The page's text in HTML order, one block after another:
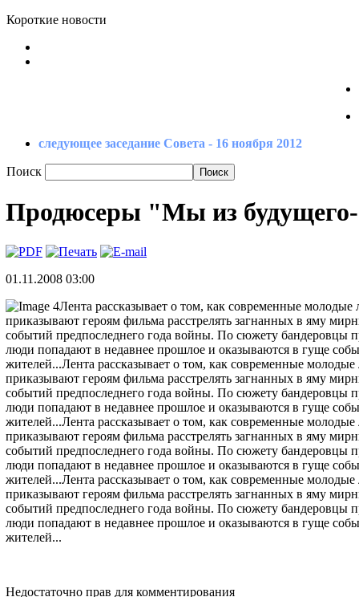
Короткие новости
следующее заседание Совета - 16 ноября 2012
Поиск
Продюсеры "Мы из будущего-
01.11.2008 03:00
Лента рассказывает о том, как современные
приказывают героям фильма расстрелять загнанных в яму
событий предпоследнего года войны. По сюжету бандеровцы
люди попадают в недавнее прошлое и оказываются в гуще
жителей...Лента рассказывает о том, как современные
приказывают героям фильма расстрелять загнанных в яму
событий предпоследнего года войны. По сюжету бандеровцы
люди попадают в недавнее прошлое и оказываются в гуще
жителей...Лента рассказывает о том, как современные
приказывают героям фильма расстрелять загнанных в яму
событий предпоследнего года войны. По сюжету бандеровцы
люди попадают в недавнее прошлое и оказываются в гуще
жителей...Лента рассказывает о том, как современные
приказывают героям фильма расстрелять загнанных в яму
событий предпоследнего года войны. По сюжету бандеровцы
люди попадают в недавнее прошлое и оказываются в гуще
жителей...
Недостаточно прав для комментирования